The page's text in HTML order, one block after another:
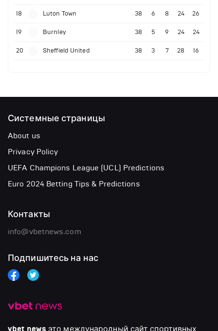
18 Luton Town 38 6 8 24 26
19 Burnley 38 5 9 24 24
20 Sheffield United 38 3 7 28 16
vbet news это международный сайт спортивных
Системные страницы
About us
Privacy Policy
UEFA Champions League (UCL) Predictions
Euro 2024 Betting Tips & Predictions
Контакты
info@vbetnews.com
Подпишитесь на нас